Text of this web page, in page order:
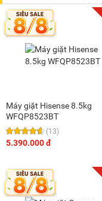
Máy giặt Hisense 8.5kg
WFQP8523BT
(13)
5.390.000 đ